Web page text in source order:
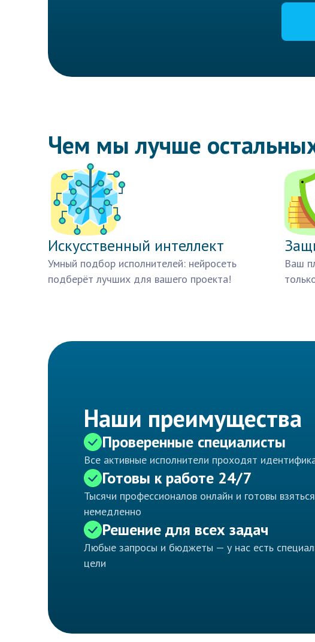
Чем мы лучше
Искусственный интеллект
Умный подбор исполнителей: нейросеть
подберёт лучших для вашего проекта!
Ваш
Наши преимущества
Проверенные специалисты
Все активные исполнители проходят
Готовы к работе 24/7
Тысячи профессионалов онлайн и готовы
немедленно
Решение для всех задач
Любые запросы и бюджеты — у нас есть
цели